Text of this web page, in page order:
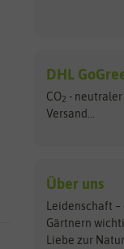
DHL
CO2 - neutraler
Versand...
Über uns
Leidenschaft –
Gärtnern
Liebe zur